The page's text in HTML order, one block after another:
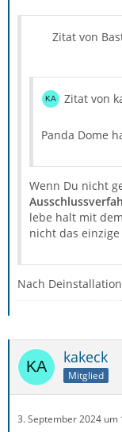
Zitat von
Zitat von
Panda Dome
Wenn Du nicht
lebe halt mit
nicht das einzige
Nach
kakeck
Mitglied
3. September 2024 um